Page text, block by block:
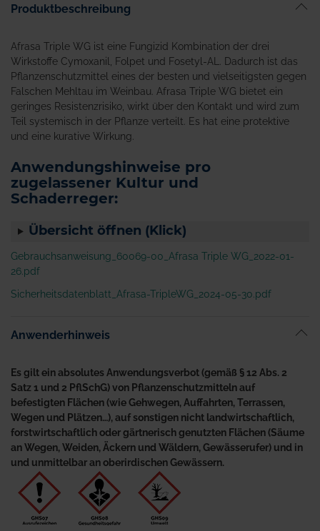
Produktbeschreibung
Afrasa Triple WG ist eine Fungizid Kombination der drei
Wirkstoffe Cymoxanil, Folpet und Fosetyl-AL. Dadurch ist das
Pflanzenschutzmittel eines der besten und vielseitigsten gegen
Falschen Mehltau im Weinbau. Afrasa Triple WG bietet ein
geringes Resistenzrisiko, wirkt über den Kontakt und wird zum
Teil systemisch in der Pflanze verteilt. Es hat eine protektive
und eine kurative Wirkung.
Anwendungshinweise pro
zugelassener Kultur und
Schaderreger:
Übersicht öffnen (Klick)
Gebrauchsanweisung_60069-00_Afrasa Triple WG_2022-01-
26.pdf
Sicherheitsdatenblatt_Afrasa-TripleWG_2024-05-30.pdf
Anwenderhinweis
Es gilt ein absolutes Anwendungsverbot (gemäß § 12 Abs. 2
Satz 1 und 2 PflSchG) von Pflanzenschutzmitteln auf
befestigten Flächen (wie Gehwegen, Auffahrten, Terrassen,
Wegen und Plätzen…), auf sonstigen nicht landwirtschaftlich,
forstwirtschaftlich oder gärtnerisch genutzten Flächen (Säume
an Wegen, Weiden, Äckern und Wäldern, Gewässerufer) und in
und unmittelbar an oberirdischen Gewässern.